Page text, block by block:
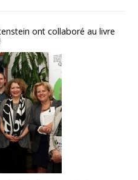
ont collaboré au livre